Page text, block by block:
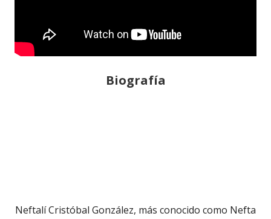
Biografía
Neftalí Cristóbal González, más conocido como Nefta